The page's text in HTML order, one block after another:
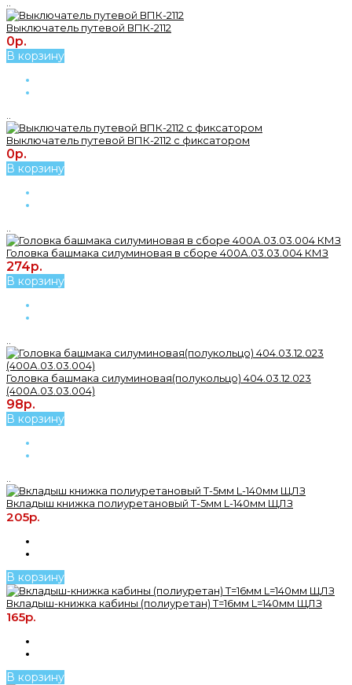
Выключатель путевой ВПК-2112
0р.
В корзину
Выключатель путевой ВПК-2112 с фиксатором
0р.
В корзину
Головка башмака силуминовая в сборе 400А.03.03.004 КМЗ
274р.
В корзину
Головка башмака силуминовая(полукольцо) 404.03.12.023
(400А.03.03.004)
98р.
В корзину
Вкладыш книжка полиуретановый T-5мм L-140мм ЩЛЗ
205р.
В корзину
Вкладыш-книжка кабины (полиуретан) T=16мм L=140мм ЩЛЗ
165р.
В корзину